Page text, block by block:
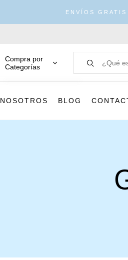
ENVÍOS
Compra por
Categorías
NOSOTROS BLOG